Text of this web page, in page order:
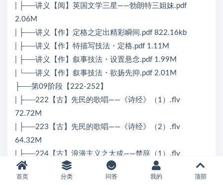
| ├──讲义【阅】英国文学三星——勃朗特三姐妹.pdf
2.06M
| ├──讲义【作】定格之定出精彩瞬间.pdf 822.16kb
| ├──讲义【作】特描写技法・定格.pdf 1.11M
| ├──讲义【作】叙事技法・设置悬念.pdf 1.99M
| └──讲义【作】叙事技法・欲扬先抑.pdf 2.01M
├──第09阶段【222-252】
| ├──222【古】先民的歌唱——《诗经》（1）.flv
72.72M
| ├──223【古】先民的歌唱——《诗经》（2）.flv
64.32M
| ├──224【古】浪漫主义之大成——楚辞（1）.flv
83.31M
| ├──225【古】浪漫主义之大成——楚辞（2）.flv
首页 分类 问答 我的 顶部